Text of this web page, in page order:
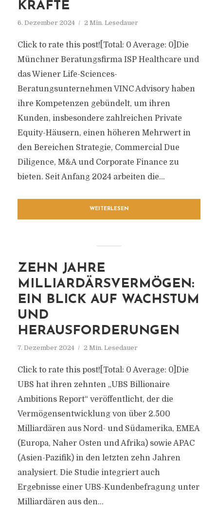
KRÄFTE
6. Dezember 2024 2 Min. Lesedauer
Click to rate this post![Total: 0 Average: 0]Die
Münchner Beratungsfirma ISP Healthcare und
das Wiener Life-Sciences-
Beratungsunternehmen VINC Advisory haben
ihre Kompetenzen gebündelt, um ihren
Kunden, insbesondere zahlreichen Private
Equity-Häusern, einen höheren Mehrwert in
den Bereichen Strategie, Commercial Due
Diligence, M&A und Corporate Finance zu
bieten. Seit Anfang 2024 arbeiten die...
WEITERLESEN
ZEHN JAHRE
MILLIARDÄRSVERMÖGEN:
EIN BLICK AUF WACHSTUM
UND
HERAUSFORDERUNGEN
7. Dezember 2024 2 Min. Lesedauer
Click to rate this post![Total: 0 Average: 0]Die
UBS hat ihren zehnten „UBS Billionaire
Ambitions Report“ veröffentlicht, der die
Vermögensentwicklung von über 2.500
Milliardären aus Nord- und Südamerika, EMEA
(Europa, Naher Osten und Afrika) sowie APAC
(Asien-Pazifik) in den letzten zehn Jahren
analysiert. Die Studie integriert auch
Ergebnisse einer UBS-Kundenbefragung unter
Milliardären aus den...